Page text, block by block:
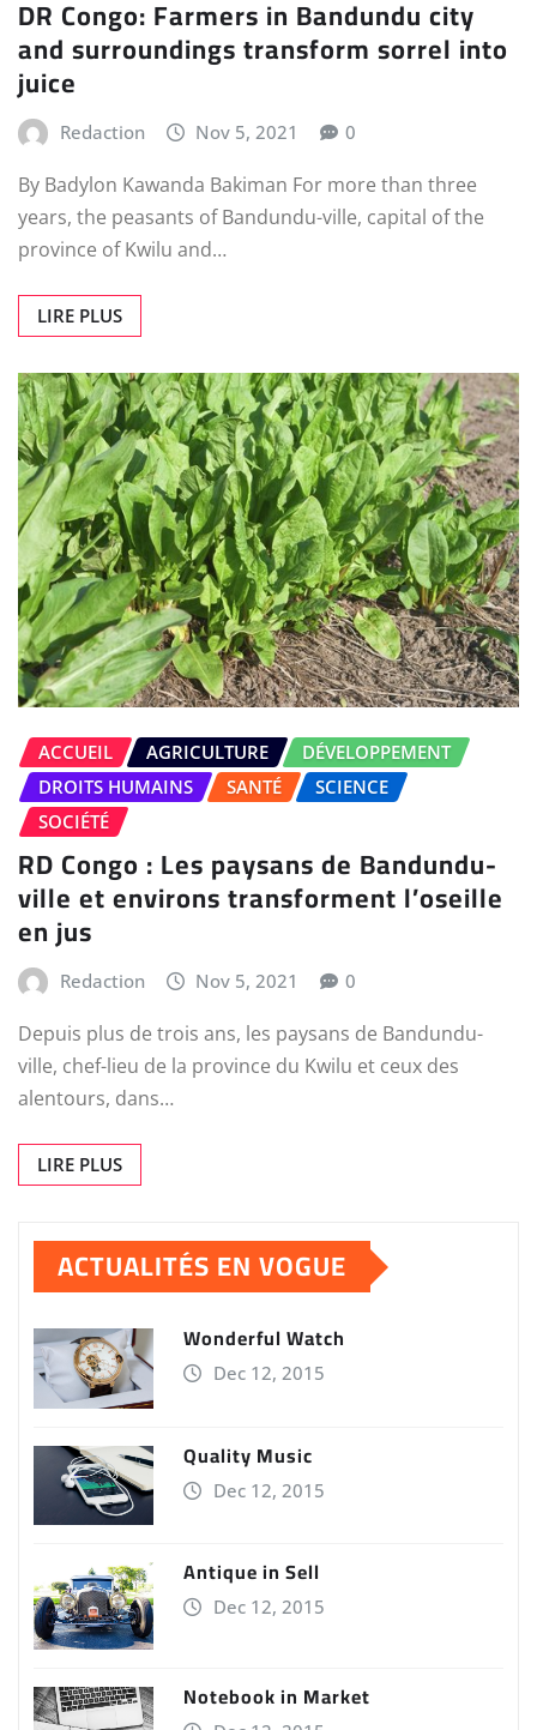
DR Congo: Farmers in Bandundu city
and surroundings transform sorrel into
juice
Redaction Nov 5, 2021 0
By Badylon Kawanda Bakiman For more than three
years, the peasants of Bandundu-ville, capital of the
province of Kwilu and…
LIRE PLUS
ACCUEIL AGRICULTURE
DÉVELOPPEMENT
DROITS HUMAINS
SANTÉ
SCIENCE
SOCIÉTÉ
RD Congo : Les paysans de Bandundu-
ville et environs transforment l’oseille
en jus
Redaction Nov 5, 2021 0
Depuis plus de trois ans, les paysans de Bandundu-
ville, chef-lieu de la province du Kwilu et ceux des
alentours, dans…
LIRE PLUS
ACTUALITÉS EN VOGUE
Wonderful Watch
Dec 12, 2015
Quality Music
Dec 12, 2015
Antique in Sell
Dec 12, 2015
Notebook in Market